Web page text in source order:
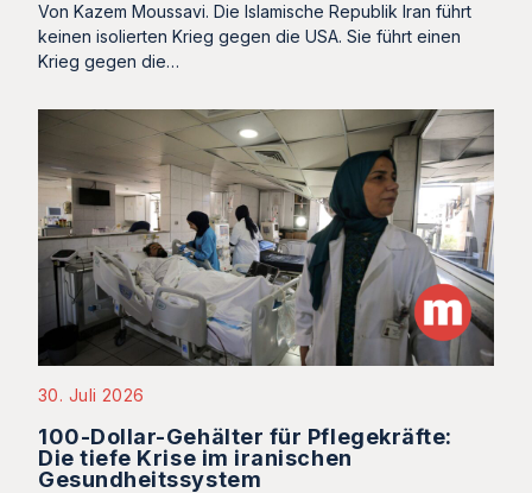
Von Kazem Moussavi. Die Islamische Republik Iran führt
keinen isolierten Krieg gegen die USA. Sie führt einen
Krieg gegen die…
30. Juli 2026
100-Dollar-Gehälter für Pflegekräfte:
Die tiefe Krise im iranischen
Gesundheitssystem